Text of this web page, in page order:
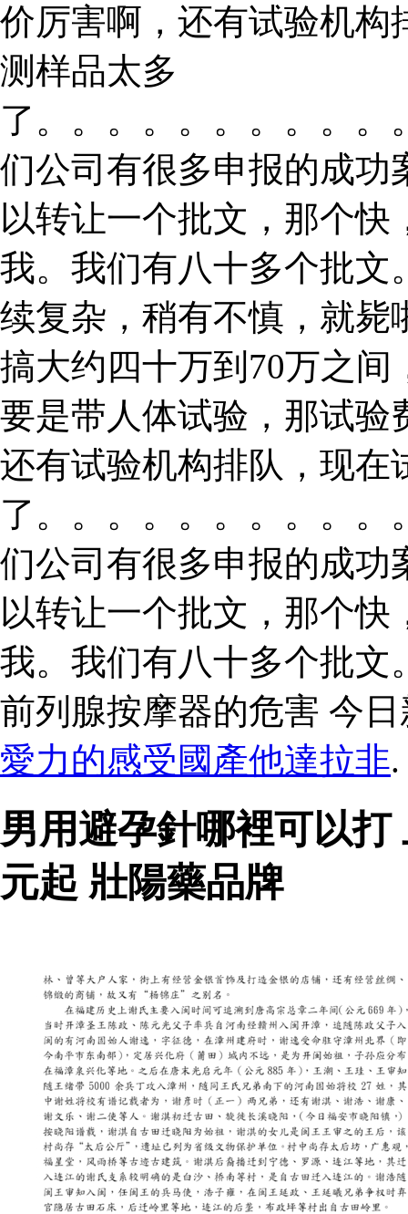
价厉害啊，还有试验机构
测样品太多
了。。。。。。。。。
们公司有很多申报的成功
以转让一个批文，那个
我。我们有八十多个批文
续复杂，稍有不慎，就毙
搞大约四十万到70万之
要是带人体试验，那试验
还有试验机构排队，现在
了。。。。。。。。。
们公司有很多申报的成功
以转让一个批文，那个
我。我们有八十多个批文
前列腺按摩器的危害 今
愛力的感受國產他達拉非.
男用避孕針哪裡可以
元起 壯陽藥品牌